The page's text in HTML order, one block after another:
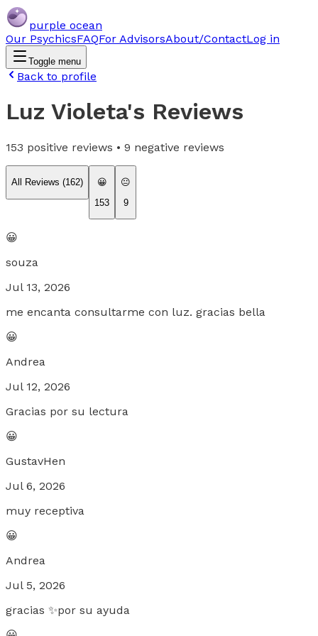
purple ocean
Our PsychicsFAQFor AdvisorsAbout/ContactLog in
Toggle menu
Back to profile
Luz Violeta's Reviews
153 positive reviews • 9 negative reviews
All Reviews (162)
😀
153
😐
9
😀
souza
Jul 13, 2026
me encanta consultarme con luz. gracias bella
😀
Andrea
Jul 12, 2026
Gracias por su lectura
😀
GustavHen
Jul 6, 2026
muy receptiva
😀
Andrea
Jul 5, 2026
gracias ✨por su ayuda